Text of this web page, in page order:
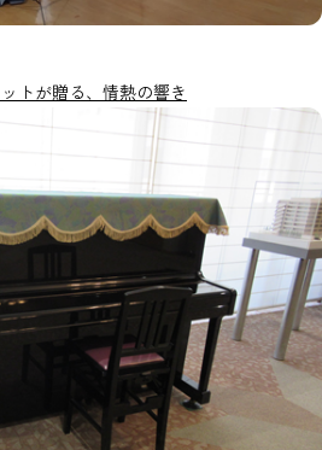
トが贈る、情熱の響き